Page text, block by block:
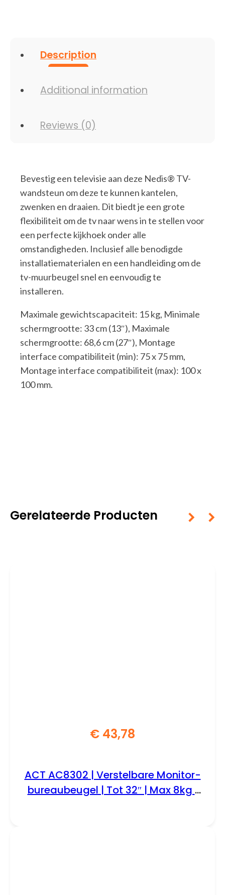
Description
Additional information
Reviews (0)
Bevestig een televisie aan deze Nedis® TV-
wandsteun om deze te kunnen kantelen,
zwenken en draaien. Dit biedt je een grote
flexibiliteit om de tv naar wens in te stellen voor
een perfecte kijkhoek onder alle
omstandigheden. Inclusief alle benodigde
installatiematerialen en een handleiding om de
tv-muurbeugel snel en eenvoudig te
installeren.
Maximale gewichtscapaciteit: 15 kg, Minimale
schermgrootte: 33 cm (13″), Maximale
schermgrootte: 68,6 cm (27″), Montage
interface compatibiliteit (min): 75 x 75 mm,
Montage interface compatibiliteit (max): 100 x
100 mm.
Gerelateerde Producten
€ 43,78
ACT AC8302 | Verstelbare Monitor-
bureaubeugel | Tot 32″ | Max 8kg |